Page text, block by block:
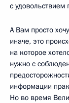
с удовольствием
А Вам просто
иначе, это
на которое
нужно с
информации
Но во время